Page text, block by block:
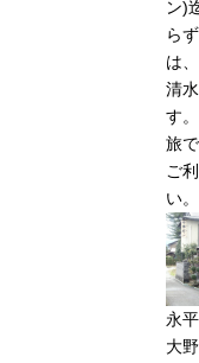
ン)
ら
は
清
す
旅
ご
い。
永
大